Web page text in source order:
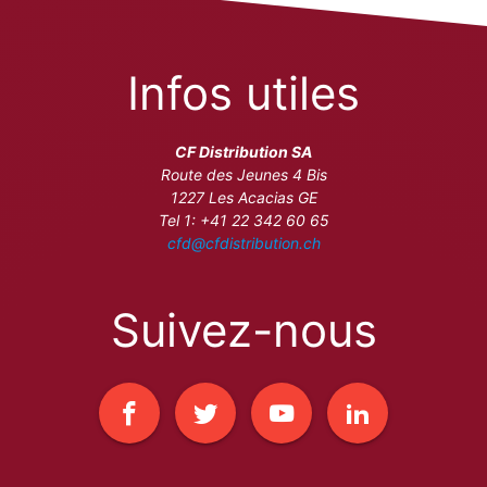
Infos utiles
CF Distribution SA
Route des Jeunes 4 Bis
1227 Les Acacias GE
Tel 1: +41 22 342 60 65
cfd@cfdistribution.ch
Suivez-nous